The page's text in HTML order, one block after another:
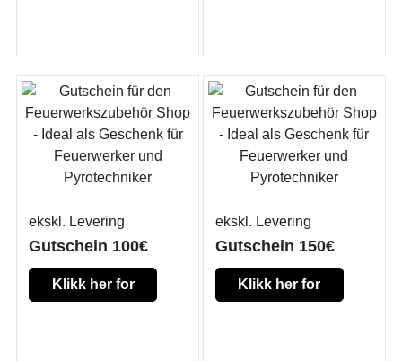
ekskl. Levering
Gutschein 100€
Klikk her for
ekskl. Levering
Gutschein 150€
Klikk her for